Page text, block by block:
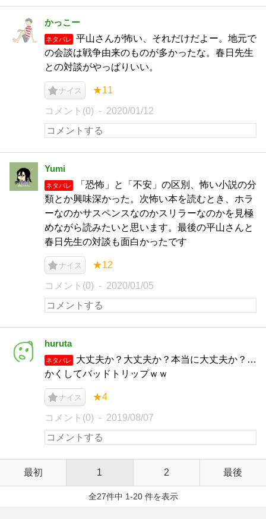
かっこー
ネタバレ
平山さんが怖い、それだけだよー。地元で
の会談は戦争由来のものが多かったな。春日先生
との対談がやっぱりいい。
ナイス ★11
コメント(0) 2020/01/12
Yumi
ネタバレ
「恐怖」と「不安」の区別、怖い小説の分
類とか興味深かった。次怖い本を読むとき、ホラ
ーなのかサスペンスなのかスリラーなのかを見極
めながら読みたいと思います。最後の平山さんと
春日先生の対談も面白かったです
ナイス ★12
コメント(0) 2020/01/05
huruta
ネタバレ
大丈夫か？大丈夫か？本当に大丈夫か？…
かくしてバッドトリップｗｗ
ナイス ★4
コメント(0) 2019/08/07
最初 1 2 最後
全27件中 1-20 件を表示